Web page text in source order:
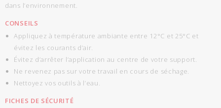
dans l’environnement.
CONSEILS
Appliquez à température ambiante entre 12°C et 25°C et
évitez les courants d’air.
Évitez d’arrêter l’application au centre de votre support.
Ne revenez pas sur votre travail en cours de séchage.
Nettoyez vos outils à l’eau.
FICHES DE SÉCURITÉ